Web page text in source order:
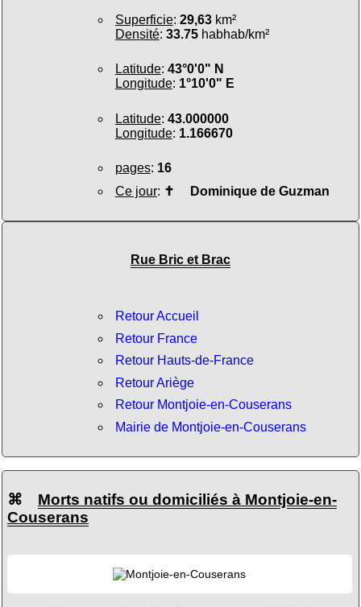
Superficie: 29,63km²
Densité: 33.75habhab/km²
Latitude: 43°0'0" N
Longitude: 1°10'0" E
Latitude: 43.000000
Longitude: 1.166670
pages: 16
Ce jour: ✝ Dominique de Guzman
Rue Bric et Brac
Retour Accueil
Retour France
Retour Hauts-de-France
Retour Ariège
Retour Montjoie-en-Couserans
Mairie de Montjoie-en-Couserans
⌘ Morts natifs ou domiciliés à Montjoie-en-
Couserans